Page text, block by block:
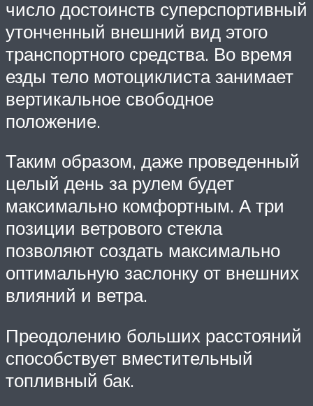
число достоинств суперспортивный
утонченный внешний вид этого
транспортного средства. Во время
езды тело мотоциклиста занимает
вертикальное свободное
положение.
Таким образом, даже проведенный
целый день за рулем будет
максимально комфортным. А три
позиции ветрового стекла
позволяют создать максимально
оптимальную заслонку от внешних
влияний и ветра.
Преодолению больших расстояний
способствует вместительный
топливный бак.